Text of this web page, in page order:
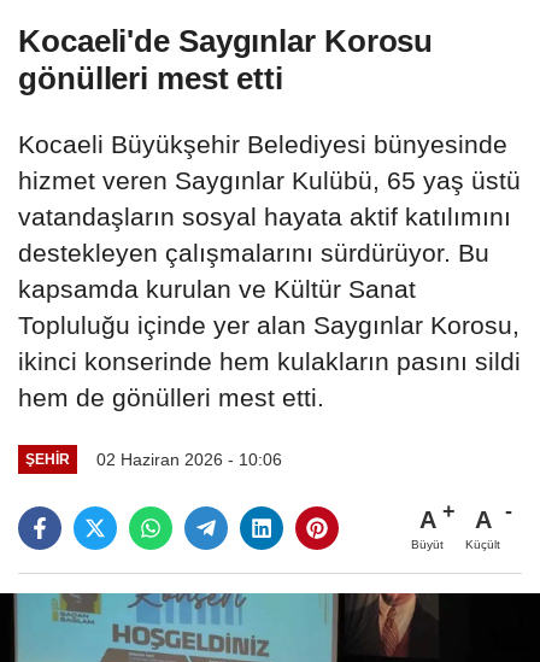
Kocaeli'de Saygınlar Korosu
gönülleri mest etti
Kocaeli Büyükşehir Belediyesi bünyesinde
hizmet veren Saygınlar Kulübü, 65 yaş üstü
vatandaşların sosyal hayata aktif katılımını
destekleyen çalışmalarını sürdürüyor. Bu
kapsamda kurulan ve Kültür Sanat
Topluluğu içinde yer alan Saygınlar Korosu,
ikinci konserinde hem kulakların pasını sildi
hem de gönülleri mest etti.
ŞEHIR 02 Haziran 2026 - 10:06
A
Büyüt
A
Küçült